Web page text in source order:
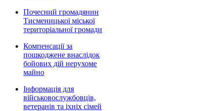
Почесний громадянин
Тисменицької міської
територіальної громади
Компенсації за
пошкоджене внаслідок
бойових дій нерухоме
майно
Інформація для
військовослужбовців,
ветеранів та іхніх сімей